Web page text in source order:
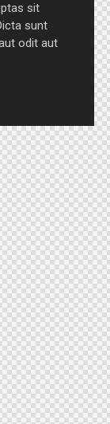
sit
sunt
odit aut